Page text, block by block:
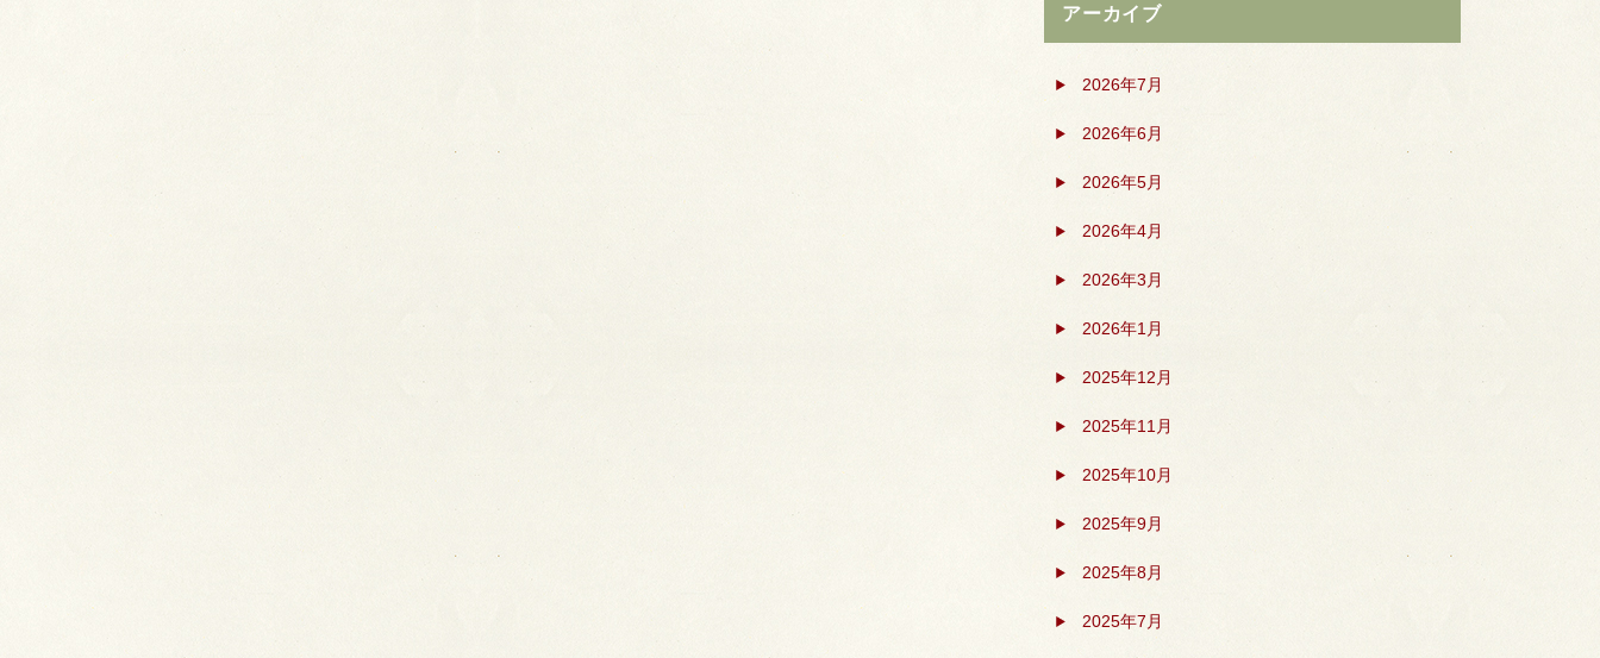
アーカイブ
2026年7月
2026年6月
2026年5月
2026年4月
2026年3月
2026年1月
2025年12月
2025年11月
2025年10月
2025年9月
2025年8月
2025年7月